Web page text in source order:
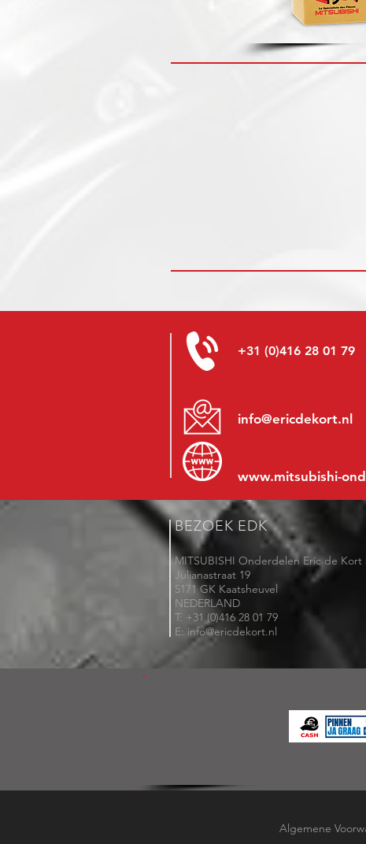
+31 (0)416 28 01 79
info@ericdekort.nl
www.mitsubishi-
BEZOEK EDK
MITSUBISHI Onderdelen Eric de Kort
Julianastraat 19
5171 GK Kaatsheuvel
NEDERLAND
T: +31 (0)416 28 01 79
E: info@ericdekort.nl
Algemene